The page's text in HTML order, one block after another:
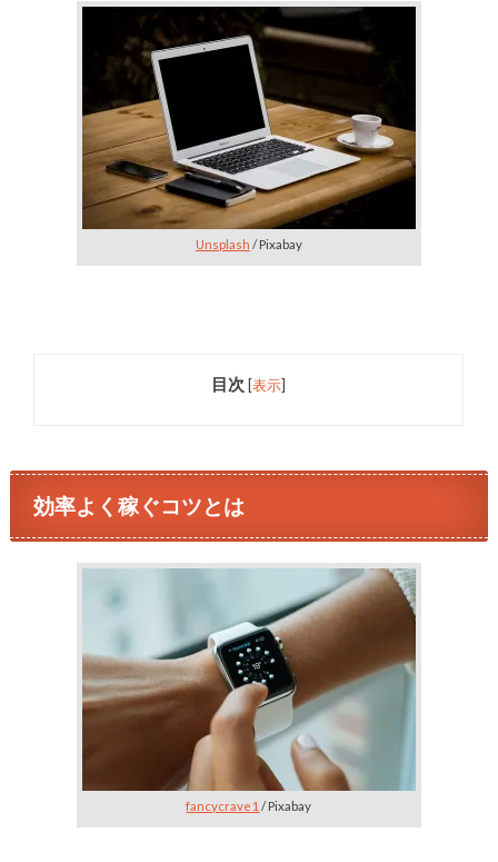
Unsplash / Pixabay
目次 [表示]
効率よく稼ぐコツとは
fancycrave1 / Pixabay